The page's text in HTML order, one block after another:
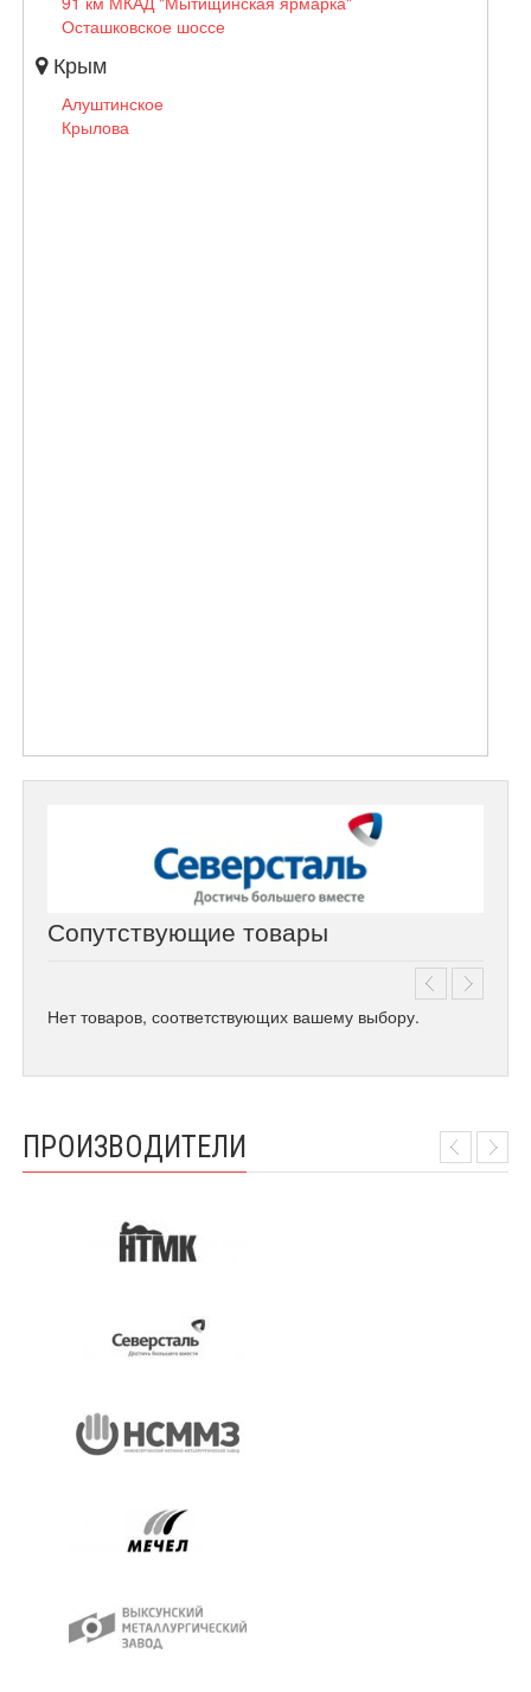
Осташковское шоссе
Крым
Алуштинское
Крылова
Сопутствующие товары
Нет товаров, соответствующих вашему выбору.
ПРОИЗВОДИТЕЛИ